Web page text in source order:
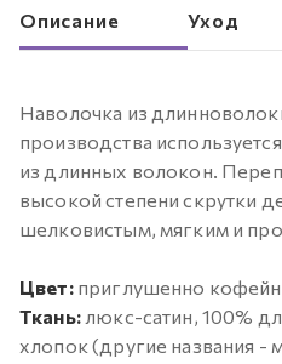
Описание Уход
Наволочка из
производства
из длинных волокон.
высокой степени скрутки
шелковистым, мягким и
Цвет:приглушенно
Ткань: люкс-сатин, 100%
хлопок (другие названия -